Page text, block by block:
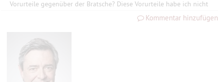
Vorurteile gegenüber der Bratsche? Diese Vorurteile habe ich nicht
Kommentar hinzufügen